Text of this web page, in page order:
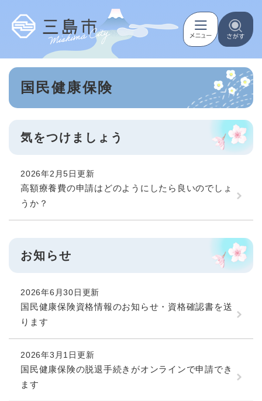
メニューを飛ばして本文へ
本
国民健康保険
気をつけましょう
2026年2月5日更新
高額療養費の申請はどのようにしたら良いのでしょ
うか？
お知らせ
2026年6月30日更新
国民健康保険資格情報のお知らせ・資格確認書を送
ります
2026年3月1日更新
国民健康保険の脱退手続きがオンラインで申請でき
ます